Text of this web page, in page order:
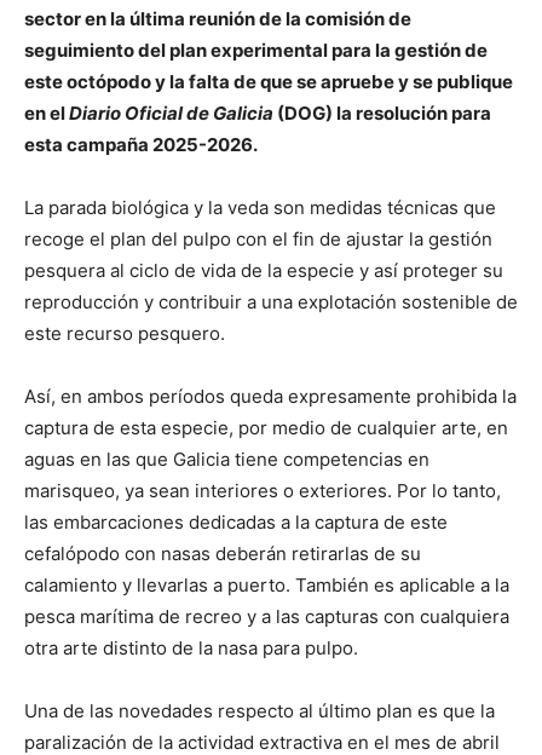
sector en la última reunión de la comisión de
seguimiento del plan experimental para la gestión de
este octópodo y la falta de que se apruebe y se publique
en elDiario Oficial de Galicia (DOG) la resolución para
esta campaña 2025-2026.
La parada biológica y la veda son medidas técnicas que
recoge el plan del pulpo con el fin de ajustar la gestión
pesquera al ciclo de vida de la especie y así proteger su
reproducción y contribuir a una explotación sostenible de
este recurso pesquero.
Así, en ambos períodos queda expresamente prohibida la
captura de esta especie, por medio de cualquier arte, en
aguas en las que Galicia tiene competencias en
marisqueo, ya sean interiores o exteriores. Por lo tanto,
las embarcaciones dedicadas a la captura de este
cefalópodo con nasas deberán retirarlas de su
calamiento y llevarlas a puerto. También es aplicable a la
pesca marítima de recreo y a las capturas con cualquiera
otra arte distinto de la nasa para pulpo.
Una de las novedades respecto al último plan es que la
paralización de la actividad extractiva en el mes de abril